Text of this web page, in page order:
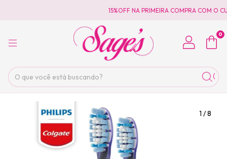
15%OFF NA PRIMEIRA COMPRA COM O
0
1 /8